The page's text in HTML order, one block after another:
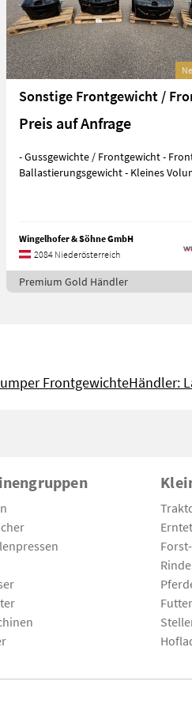
Preis auf Anfrage
- Gussgewichte / Frontgewicht -
Ballastierungsgewicht - Kleines
Wingelhofer & Söhne GmbH
2084 Niederösterreich
Premium Gold Händler
FrontgewichteHändler: